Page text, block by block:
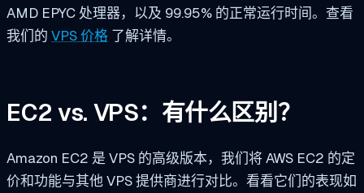
AMD EPYC 处理器，以及 99.95% 的正常运行时间。查看
我们的 VPS 价格 了解详情。
EC2 vs. VPS：有什么区别？
Amazon EC2 是 VPS 的高级版本，我们将 AWS EC2 的定
价和功能与其他 VPS 提供商进行对比。看看它们的表现如